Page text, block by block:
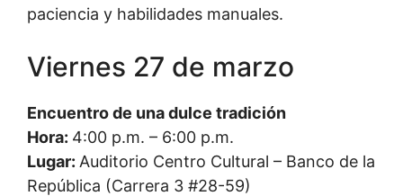
paciencia y habilidades manuales.
Viernes 27 de marzo
Encuentro de una dulce tradición
Hora: 4:00 p.m. – 6:00 p.m.
Lugar: Auditorio Centro Cultural – Banco de la
República (Carrera 3 #28-59)